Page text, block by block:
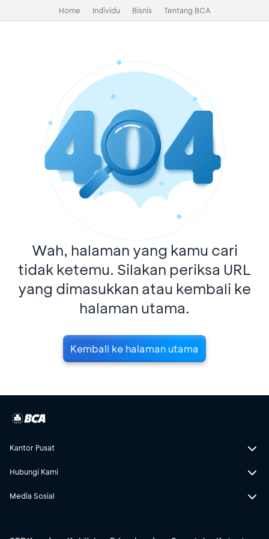
Home Individu Bisnis Tentang BCA
Wah, halaman yang kamu cari
tidak ketemu. Silakan periksa URL
yang dimasukkan atau kembali ke
halaman utama.
Kembali ke halaman utama
Kantor Pusat
Hubungi Kami
Media Sosial